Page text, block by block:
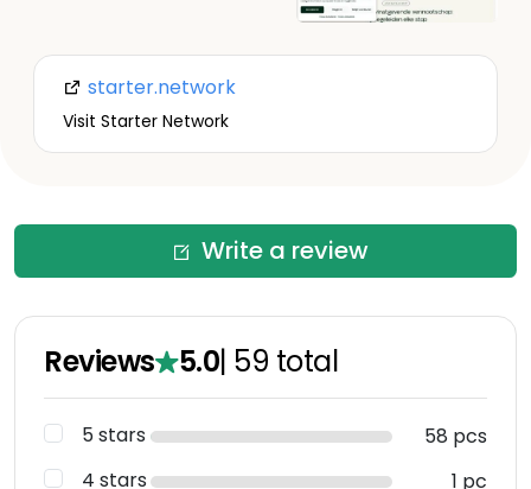
starter.network
Visit Starter Network
Write a review
Reviews 5.0| 59 total
5 stars
58 pcs
4 stars
1 pc